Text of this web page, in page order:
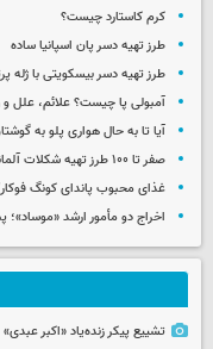
کرم کاستارد چیست؟
طرز تهیه دسر پان اسپانیا ساده
طرز تهیه دسر بیسکویتی با ژله
آمبولی پا چیست؟ علائم، علل و
آیا تا به حال هواری پلو به
صفر تا ۱۰۰ طرز تهیه شکلات آلمانی
غذای محبوب پاندای کونگ
اخراج دو مأمور ارشد
تشییع پیکر زنده‌یاد «اکبر عبدی»